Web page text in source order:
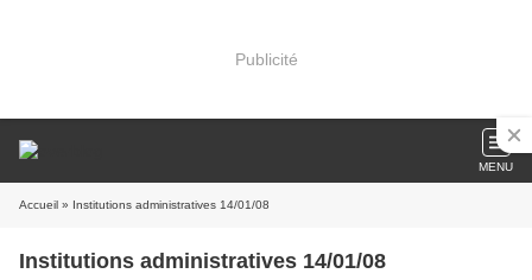
Publicité
MENU
Accueil » Institutions administratives 14/01/08
Institutions administratives 14/01/08